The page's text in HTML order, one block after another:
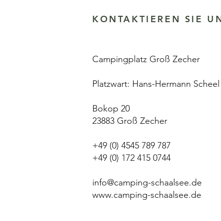
KONTAKTIEREN SIE
Campingplatz Groß Zecher
Platzwart: Hans-Hermann Scheel
Bokop 20
23883 Groß Zecher
+49 (0) 4545 789 787
+49 (0) 172 415 0744
info@camping-schaalsee.de
www.camping-schaalsee.de